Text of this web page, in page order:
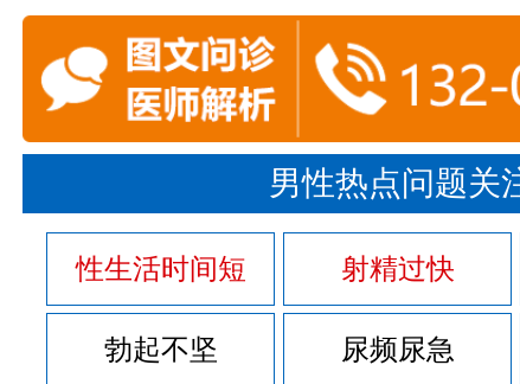
男性热点问题关
性生活时间短 射精过快
勃起不坚 尿频尿急